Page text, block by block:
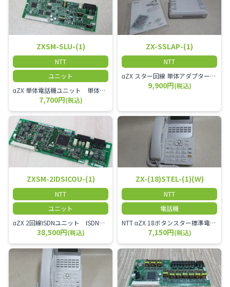
ZXSM-SLU-(1)
NTT
ユニット
αZX 単体電話機ユニット 単体電話機、複合機、ドアホン等、 2台分収容可能にするユニット
7,700円(税込)
ZX-SSLAP-(1)
NTT
αZX スター回線 単体アダプター 受付電話機、ドアホン、FAX等を1台収容できる装置です。
9,900円(税込)
ZXSM-2IDSICOU-(1)
NTT
ユニット
αZX 2回線ISDNユニット ISDN回線を2本収容可能です。
38,500円(税込)
ZX-(18)STEL-(1)(W)
NTT
電話機
NTT αZX 18ボタンスター標準電話機(白)
7,150円(税込)